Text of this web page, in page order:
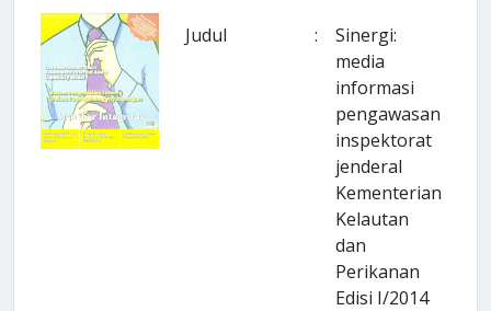
Judul :
Sinergi:
media
informasi
pengawasan
inspektorat
jenderal
Kementerian
Kelautan
dan
Perikanan
Edisi I/2014